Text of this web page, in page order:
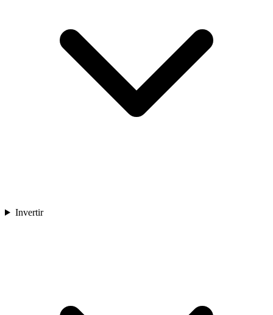
Invertir